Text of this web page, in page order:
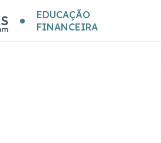
EDUCAÇÃO
FINANCEIRA